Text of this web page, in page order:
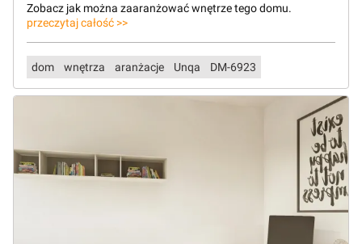
Zobacz jak można zaaranżować wnętrze tego domu.
przeczytaj całość >>
dom wnętrza aranżacje Unqa DM-6923